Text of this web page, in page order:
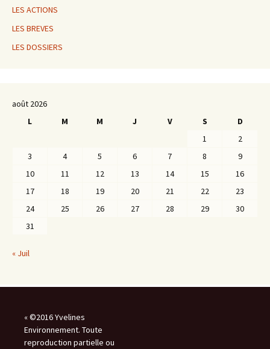
LES ACTIONS
LES BREVES
LES DOSSIERS
août 2026
L
M M J V S
D
1
2
3
4 5 6 7 8
9
10
11 12 13 14 15
16
17
18 19 20 21 22
23
24
25 26 27 28 29
30
31
« Juil
« ©2016 Yvelines
Environnement. Toute
reproduction partielle ou